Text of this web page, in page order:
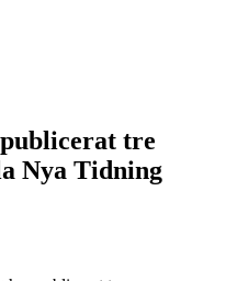
tre
Nya Tidning